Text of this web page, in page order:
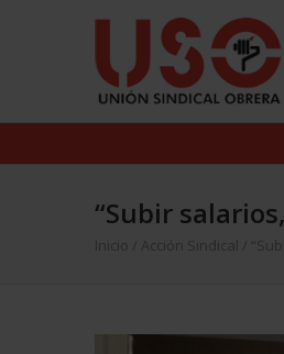
“Subir
Inicio Acción Sindical